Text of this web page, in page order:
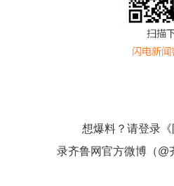
想爆料？请登录
录齐鲁网官方微博（@